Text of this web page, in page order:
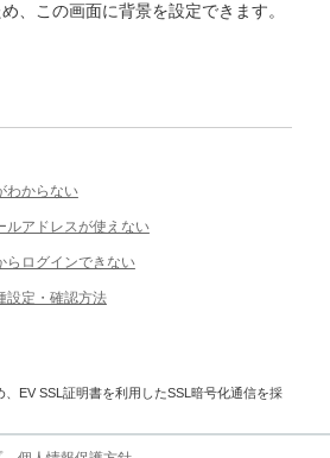
、この画面に背景を設定できます。
わからない
ルアドレスが使えない
らログインできない
設定・確認方法
EV SSL証明書を利用したSSL暗号化通信を採